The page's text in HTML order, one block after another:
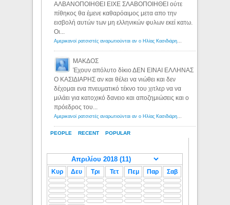
PEOPLE RECENT POPULAR
ΑΛΒΑΝΟΠΟΙΗΘΕΙ ΕΙΧΕ ΣΛΑΒΟΠΟΙΗΘΕΙ ούτε
πίθηκος θα έμενε καθαρόαιμος μετα απο την
εισβολή αυτών των μη ελληνικών φυλων εκεί κατω.
Οι...
Αμερικανοί ρατσιστές αναρωτιούνται αν ο Ηλίας Κασιδιάρης ανήκει στη λευκή φυλή... - Λόγιος Ερμής
ΜΑΚΔΟΣ
Έχουν απόλυτο δίκιο ΔΕΝ ΕΙΝΑΙ ΕΛΛΗΝΑΣ
Ο ΚΑΣΙΔΙΑΡΗΣ αν και θέλει να νιώθει και δεν
δέχομαι ενα πνευματικό τέκνο του χιτλερ να να
μιλάει για κατοχικό δανειο και αποζημιώσεις και ο
πρόεδρος του...
Αμερικανοί ρατσιστές αναρωτιούνται αν ο Ηλίας Κασιδιάρης ανήκει στη λευκή φυλή... - Λόγιος Ερμής
Κυρ Δευ Τρι Τετ Πεμ Παρ Σαβ